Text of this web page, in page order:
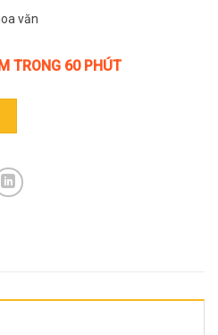
văn
TRONG 60 PHÚT
ống heo tiết kiệm, trang trí tiểu